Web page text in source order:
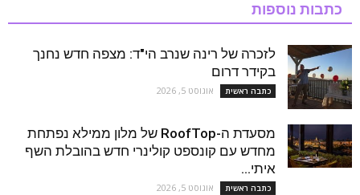
כתבות נוספות
לזכרה של רינה שנרב הי"ד: מצפה חדש נחנך
בקידר דרום
כתבה ראשית אוגוסט 5, 2026
מסעדת ה-RoofTop של מלון ממילא נפתחת
מחדש עם קונספט קולינרי חדש בהובלת השף
איתי...
כתבה ראשית אוגוסט 5, 2026